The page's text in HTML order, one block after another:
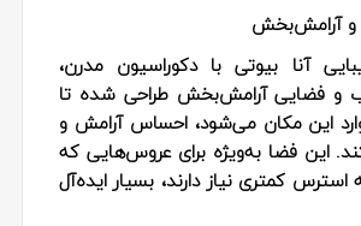
آنا بیوتی با دکوراسیون مدرن،
و فضایی آرامش‌بخش طراحی شده تا
این مکان می‌شود، احساس آرامش و
این فضا به‌ویژه برای عروس‌هایی که
کمتری نیاز دارند، بسیار ایده‌آل